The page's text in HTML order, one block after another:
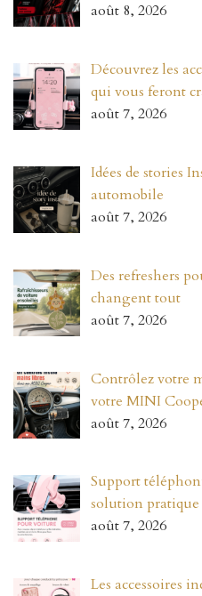
août 8, 2026
Découvrez les
qui vous feront
août 7, 2026
Idées de stories
automobile
août 7, 2026
Des refreshers
changent tout
août 7, 2026
Contrôlez votre
votre MINI
août 7, 2026
Support
solution pratique
août 7, 2026
Les accessoires